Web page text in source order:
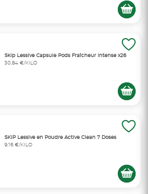
Skip Lessive Capsule Pods Fraîcheur Intense x26
30,84 €/KILO
SKIP Lessive en Poudre Active Clean 7 Doses
9,16 €/KILO